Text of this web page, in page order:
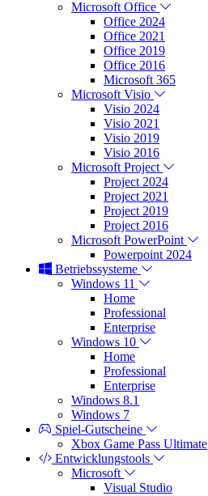
Microsoft Office
Office 2024
Office 2021
Office 2019
Office 2016
Microsoft 365
Microsoft Visio
Visio 2024
Visio 2021
Visio 2019
Visio 2016
Microsoft Project
Project 2024
Project 2021
Project 2019
Project 2016
Microsoft PowerPoint
Powerpoint 2024
Betriebssysteme
Windows 11
Home
Professional
Enterprise
Windows 10
Home
Professional
Enterprise
Windows 8.1
Windows 7
Spiel-Gutscheine
Xbox Game Pass Ultimate
Entwicklungstools
Microsoft
Visual Studio